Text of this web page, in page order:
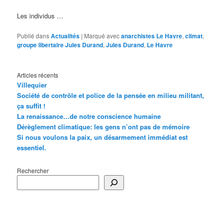
Les individus …
Publié dansActualités | Marqué avecanarchistes Le Havre,climat,
groupe libertaire Jules Durand,Jules Durand, Le Havre
Articles récents
Villequier
Société de contrôle et police de la pensée en milieu militant,
ça suffit !
La renaissance…de notre conscience humaine
Dérèglement climatique: les gens n’ont pas de mémoire
Si nous voulons la paix, un désarmement immédiat est
essentiel.
Rechercher